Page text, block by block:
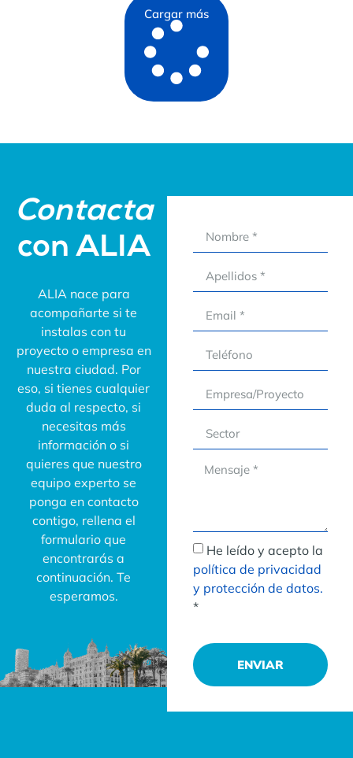
Cargar más
Contacta
con ALIA
ALIA nace para
acompañarte si te
instalas con tu
proyecto o empresa en
nuestra ciudad. Por
eso, si tienes cualquier
duda al respecto, si
necesitas más
información o si
quieres que nuestro
equipo experto se
ponga en contacto
contigo, rellena el
formulario que
encontrarás a
continuación. Te
esperamos.
He leído y acepto la
política de privacidad
y protección de datos.
*
ENVIAR